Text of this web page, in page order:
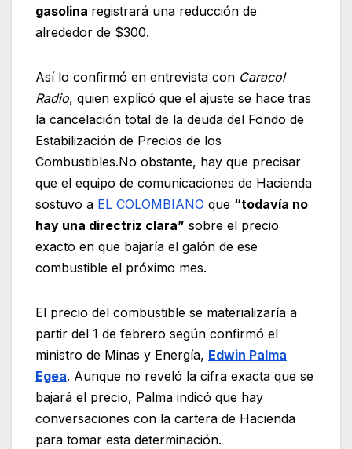
gasolina registrará una reducción de
alrededor de $300.
Así lo confirmó en entrevista con Caracol
Radio, quien explicó que el ajuste se hace tras
la cancelación total de la deuda del Fondo de
Estabilización de Precios de los
Combustibles.No obstante, hay que precisar
que el equipo de comunicaciones de Hacienda
sostuvo a EL COLOMBIANO que “todavía no
hay una directriz clara” sobre el precio
exacto en que bajaría el galón de ese
combustible el próximo mes.
El precio del combustible se materializaría a
partir del 1 de febrero según confirmó el
ministro de Minas y Energía, Edwin Palma
Egea. Aunque no reveló la cifra exacta que se
bajará el precio, Palma indicó que hay
conversaciones con la cartera de Hacienda
para tomar esta determinación.